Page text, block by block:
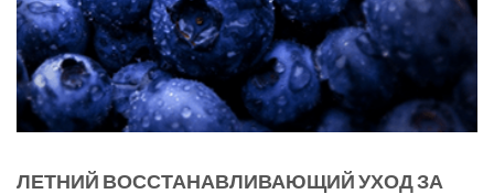
ЛЕТНИЙ ВОССТАНАВЛИВАЮЩИЙ УХОД ЗА